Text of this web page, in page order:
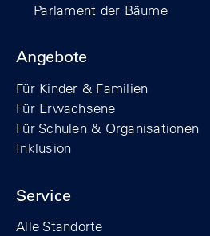
Parlament der Bäume
Angebote
Für Kinder & Familien
Für Erwachsene
Für Schulen & Organisationen
Inklusion
Service
Alle Standorte